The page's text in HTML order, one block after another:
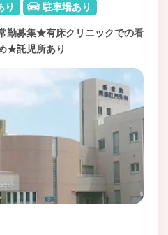
り 駐車場あり
勤募集★有床クリニックでの看
★託児所あり